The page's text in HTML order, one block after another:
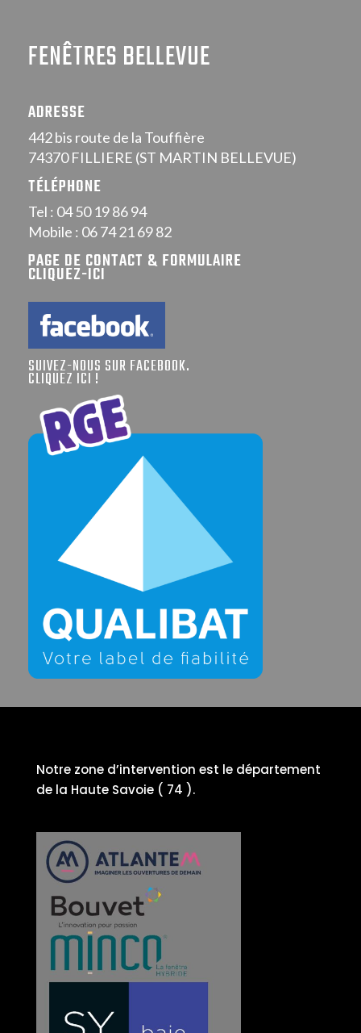
FENÊTRES BELLEVUE
ADRESSE
442 bis route de la Touffière
74370 FILLIERE (ST MARTIN BELLEVUE)
TÉLÉPHONE
Tel : 04 50 19 86 94
Mobile : 06 74 21 69 82
PAGE DE CONTACT & FORMULAIRE
CLIQUEZ-ICI
SUIVEZ-NOUS SUR FACEBOOK.
CLIQUEZ ICI !
Notre zone d’intervention est le département
de la Haute Savoie ( 74 ).